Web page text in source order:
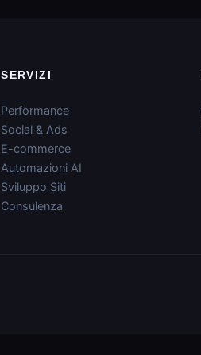
SERVIZI
Performance
Social & Ads
E-commerce
Automazioni AI
Sviluppo Siti
Consulenza